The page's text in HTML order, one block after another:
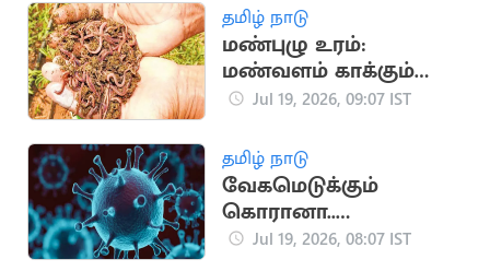
தமிழ் நாடு
மண்புழு உரம்:
மண்வளம் காக்கும்
இயற்கை
Jul 19, 2026, 09:07 IST
தமிழ் நாடு
வேகமெடுக்கும்
கொரானா..
ஆந்திராவில் 19
Jul 19, 2026, 08:07 IST